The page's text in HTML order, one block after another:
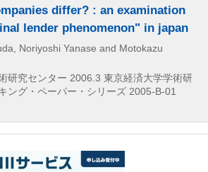
differ? : an examination
lender phenomenon" in japan
Noriyoshi Yanase and Motokazu
研究センター 2006.3 東京経済大学学術研
ング・ペーパー・シリーズ 2005-B-01